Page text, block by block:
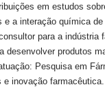
em estudos
e a interação química
para a indústria
desenvolver produtos
Pesquisa em
inovação